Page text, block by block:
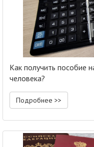
Как получить пособие
человека?
Подробнее >>